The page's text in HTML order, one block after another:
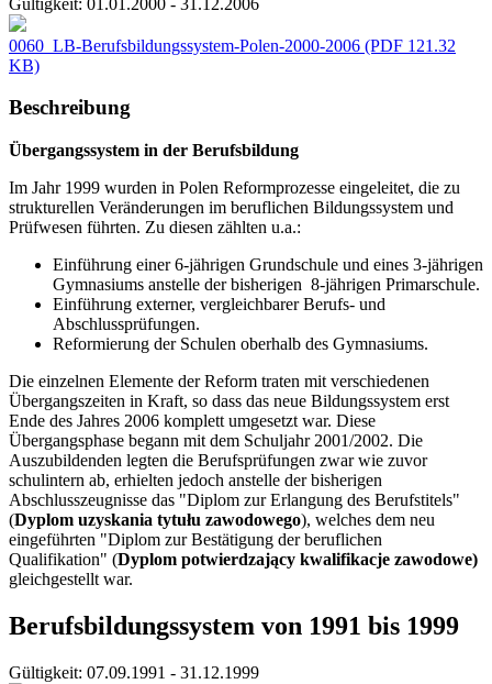
0060_LB-Berufsbildungssystem-Polen-2000-2006 (PDF 121.32
KB)
Beschreibung
Übergangssystem in der Berufsbildung
Im Jahr 1999 wurden in Polen Reformprozesse eingeleitet, die zu
strukturellen Veränderungen im beruflichen Bildungssystem und
Prüfwesen führten. Zu diesen zählten u.a.:
Einführung einer 6-jährigen Grundschule und eines 3-jährigen
Gymnasiums anstelle der bisherigen 8-jährigen Primarschule.
Einführung externer, vergleichbarer Berufs- und
Abschlussprüfungen.
Reformierung der Schulen oberhalb des Gymnasiums.
Die einzelnen Elemente der Reform traten mit verschiedenen
Übergangszeiten in Kraft, so dass das neue Bildungssystem erst
Ende des Jahres 2006 komplett umgesetzt war. Diese
Übergangsphase begann mit dem Schuljahr 2001/2002. Die
Auszubildenden legten die Berufsprüfungen zwar wie zuvor
schulintern ab, erhielten jedoch anstelle der bisherigen
Abschlusszeugnisse das "Diplom zur Erlangung des Berufstitels"
(Dyplom uzyskania tytułu zawodowego), welches dem neu
eingeführten "Diplom zur Bestätigung der beruflichen
Qualifikation" (Dyplom potwierdzający kwalifikacje zawodowe)
gleichgestellt war.
Berufsbildungssystem von 1991 bis 1999
Gültigkeit: 07.09.1991 - 31.12.1999